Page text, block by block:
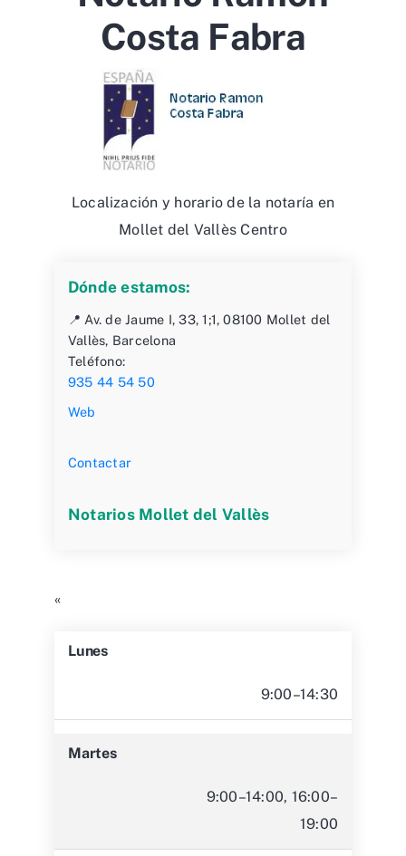
Costa Fabra
Localización y horario de la notaría en
Mollet del Vallès Centro
Dónde estamos:
📍 Av. de Jaume I, 33, 1;1, 08100 Mollet del
Vallès, Barcelona
Teléfono:
935 44 54 50
Web
Contactar
Notarios Mollet del Vallès
«
Lunes
9:00–14:30
Martes
9:00–14:00, 16:00–
19:00